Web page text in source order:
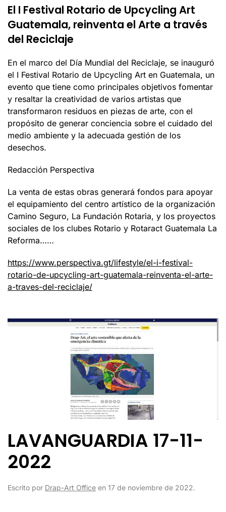
El I Festival Rotario de Upcycling Art
Guatemala, reinventa el Arte a través
del Reciclaje
En el marco del Día Mundial del Reciclaje, se inauguró
el I Festival Rotario de Upcycling Art en Guatemala, un
evento que tiene como principales objetivos fomentar
y resaltar la creatividad de varios artistas que
transformaron residuos en piezas de arte, con el
propósito de generar conciencia sobre el cuidado del
medio ambiente y la adecuada gestión de los
desechos.
Redacción Perspectiva
La venta de estas obras generará fondos para apoyar
el equipamiento del centro artístico de la organización
Camino Seguro, La Fundación Rotaria, y los proyectos
sociales de los clubes Rotario y Rotaract Guatemala La
Reforma……
https://www.perspectiva.gt/lifestyle/el-i-festival-
rotario-de-upcycling-art-guatemala-reinventa-el-arte-
a-traves-del-reciclaje/
LAVANGUARDIA 17-11-
2022
Escrito por Drap-Art Office en 17 de noviembre de 2022.